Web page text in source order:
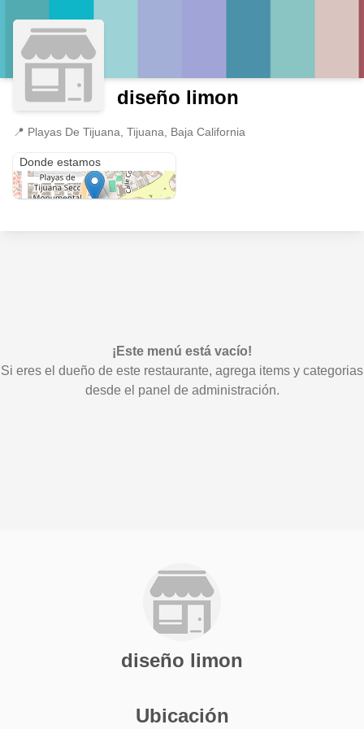
diseño limon
📍 Playas De Tijuana, Tijuana, Baja California
Donde estamos
¡Este menú está vacío!
Si eres el dueño de este restaurante, agrega items y categorias
desde el panel de administración.
diseño limon
Ubicación